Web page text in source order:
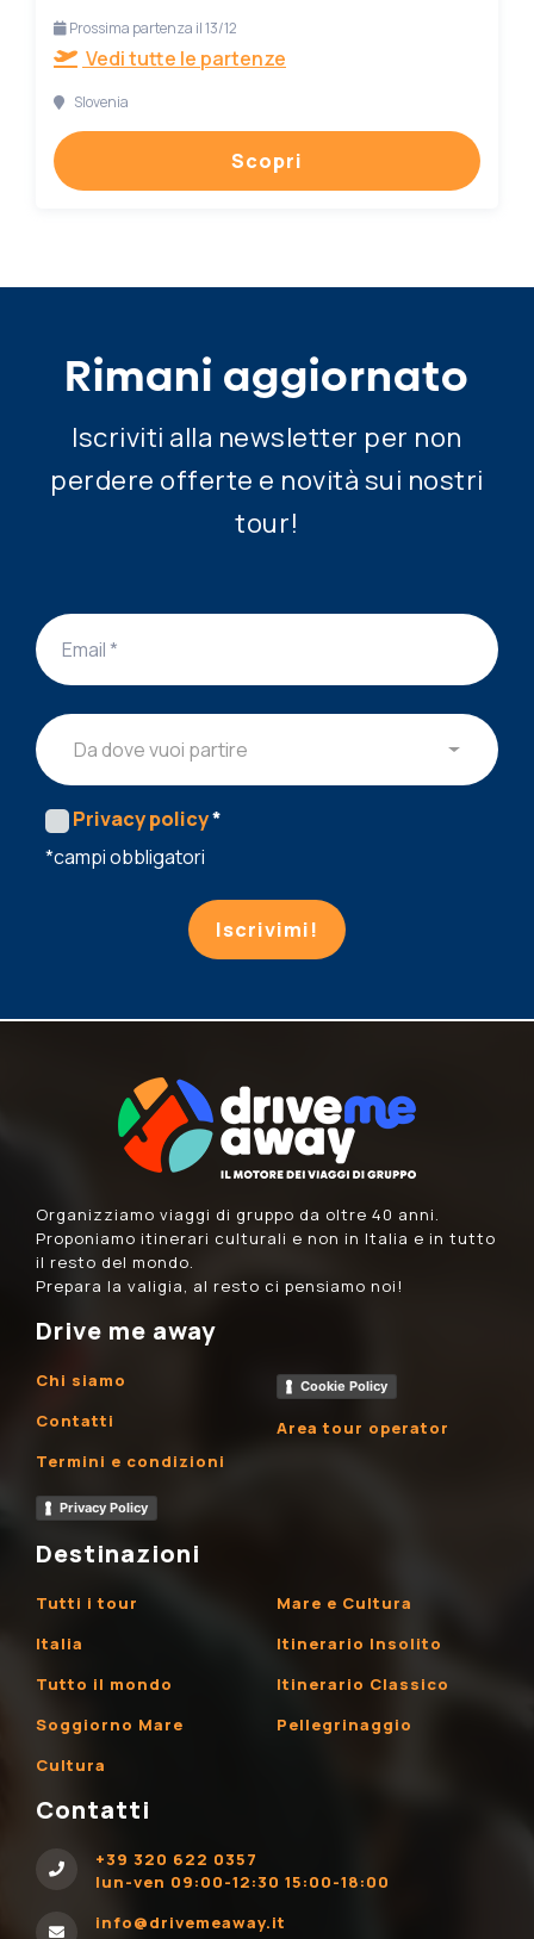
Prossima partenza il 13/12
Vedi tutte le partenze
Slovenia
Scopri
Rimani aggiornato
Iscriviti alla newsletter per non
perdere offerte e novità sui nostri
tour!
Da dove vuoi partire
Privacy policy*
*campi obbligatori
Iscrivimi!
Organizziamo viaggi di gruppo da oltre 40 anni.
Proponiamo itinerari culturali e non in Italia e in tutto
il resto del mondo.
Prepara la valigia, al resto ci pensiamo noi!
Drive me away
Chi siamo
Contatti
Termini e condizioni
Privacy Policy
Cookie Policy
Area tour operator
Destinazioni
Tutti i tour
Italia
Tutto il mondo
Soggiorno Mare
Cultura
Mare e Cultura
Itinerario Insolito
Itinerario Classico
Pellegrinaggio
Contatti
+39 320 622 0357
lun-ven 09:00-12:30 15:00-18:00
info@drivemeaway.it